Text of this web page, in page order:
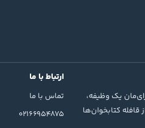
یک وظیفه،
قافله کتابخوان‌ها
ارتباط با ما
تماس با ما
02166954875